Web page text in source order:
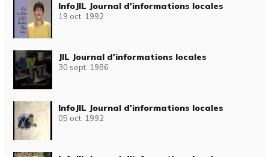
InfoJIL Journal d'informations locales
19 oct. 1992
JIL Journal d'informations locales
30 sept. 1986
InfoJIL Journal d'informations locales
05 oct. 1992